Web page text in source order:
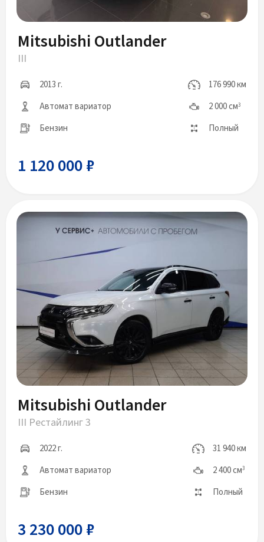
Mitsubishi Outlander
III
2013 г.
176 990 км
Автомат вариатор
2 000 см3
Бензин Полный
1 120 000 ₽
Mitsubishi Outlander
III Рестайлинг 3
2022 г.
31 940 км
Автомат вариатор
2 400 см3
Бензин Полный
3 230 000 ₽